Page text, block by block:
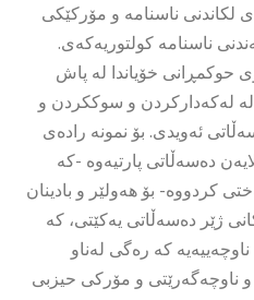
لکاندنی ناسنامە و مۆرکێکی
ناسنامە کولتوریەکەی.
حوکمڕانی خۆیاندا لە پاش
لە لەکەدارکردن و سوککردن و
ئەویدی. بۆ نمونە رادەی
دەسەڵاتی پارتیەوە -کە
کردووە- بۆ هەولێر و بادینان
ژێر دەسەڵاتی یەکێتی، کە
کە رەگی لەناو
ناوچەگەرێتی و مۆرکی حیزبی